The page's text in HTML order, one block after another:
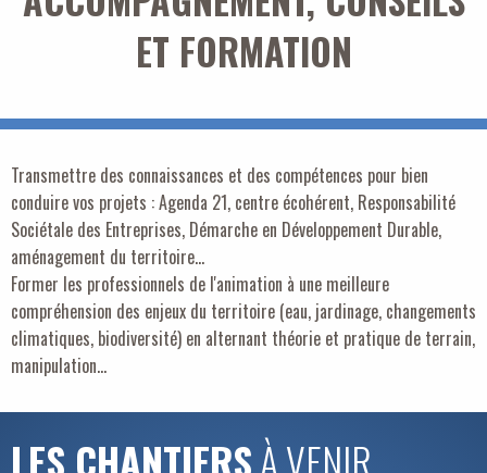
ET FORMATION
Transmettre des connaissances et des compétences pour bien
conduire vos projets : Agenda 21, centre écohérent, Responsabilité
Sociétale des Entreprises, Démarche en Développement Durable,
aménagement du territoire…
Former les professionnels de l'animation à une meilleure
compréhension des enjeux du territoire (eau, jardinage, changements
climatiques, biodiversité) en alternant théorie et pratique de terrain,
manipulation…
LES CHANTIERSÀ VENIR